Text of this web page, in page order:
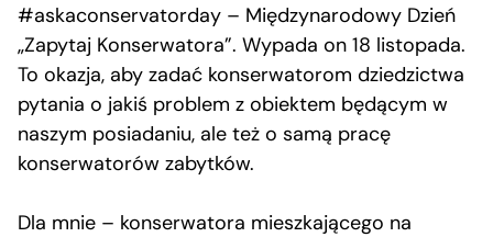
#askaconservatorday – Międzynarodowy Dzień
„Zapytaj Konserwatora”. Wypada on 18 listopada.
To okazja, aby zadać konserwatorom dziedzictwa
pytania o jakiś problem z obiektem będącym w
naszym posiadaniu, ale też o samą pracę
konserwatorów zabytków.
Dla mnie – konserwatora mieszkającego na